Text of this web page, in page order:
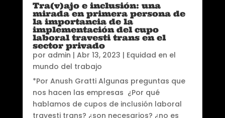
Tra(v)ajo e inclusión: una
mirada en primera persona de
la importancia de la
implementación del cupo
laboral travesti trans en el
sector privado
por admin | Abr 13, 2023 | Equidad en el
mundo del trabajo
*Por Anush Gratti Algunas preguntas que
nos hacen las empresas ¿Por qué
hablamos de cupos de inclusión laboral
travesti trans? ¿son necesarios? ¿no es